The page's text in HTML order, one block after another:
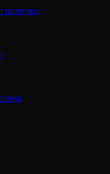
палочки